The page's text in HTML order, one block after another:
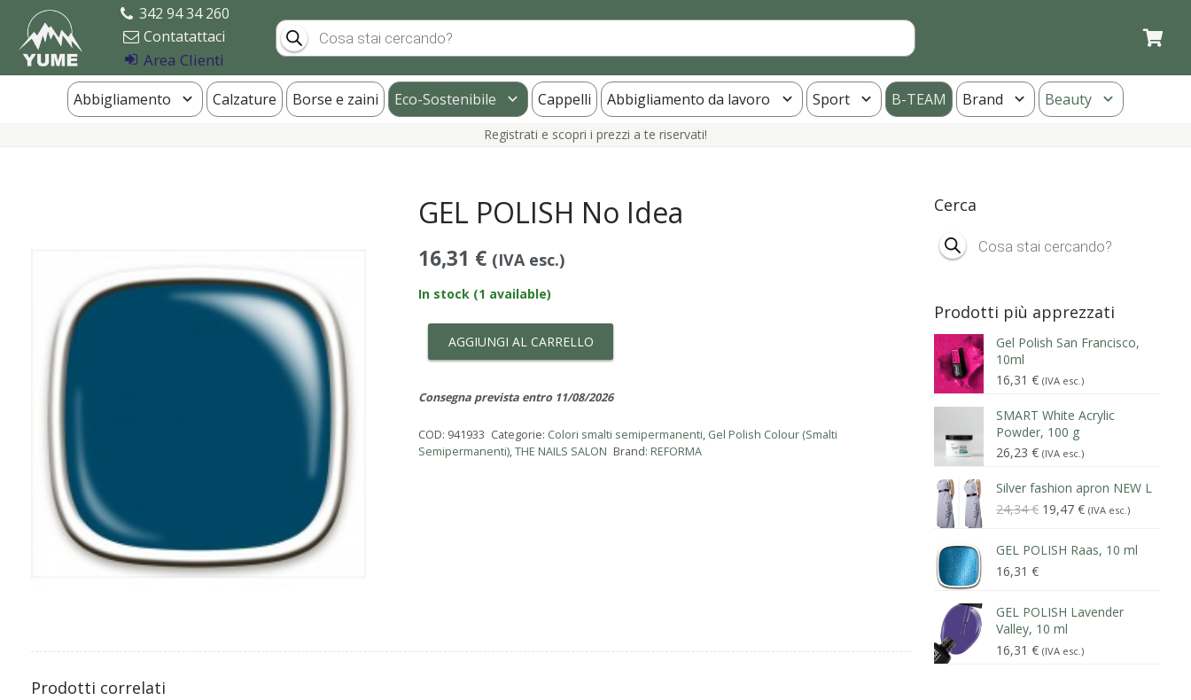
342 94 34 260
Contatattaci
Area Clienti
Products
search
Abbigliamento Calzature Borse e zaini Eco-Sostenibile Cappelli Abbigliamento da lavoro Sport B-TEAM Brand Beauty
Registrati e scopri i prezzi a te riservati!
GEL POLISH No Idea
16,31 € (IVA esc.)
In stock (1 available)
No
quantità
AGGIUNGI AL CARRELLO
Consegna prevista entro 11/08/2026
COD: 941933 Categorie: Colori smalti semipermanenti, Gel Polish Colour (Smalti
Semipermanenti),THE NAILS SALON Brand: REFORMA
Prodotti correlati
Cerca
search
Prodotti più apprezzati
Gel Polish San Francisco,
10ml
16,31€ (IVA esc.)
SMART White Acrylic
Powder, 100 g
26,23€ (IVA esc.)
Silver fashion apron NEW L
24,34€ Il
era:
19,47€Il
è:
(IVA esc.)
GEL POLISH Raas, 10 ml
16,31€
GEL POLISH Lavender
Valley, 10 ml
16,31€ (IVA esc.)